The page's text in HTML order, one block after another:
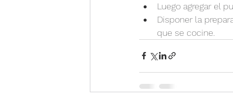
Luego agregar el
Disponer la
que se cocine.